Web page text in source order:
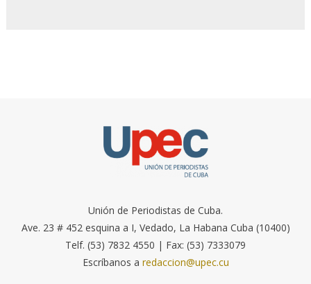
Unión de Periodistas de Cuba.
Ave. 23 # 452 esquina a I, Vedado, La Habana Cuba (10400)
Telf. (53) 7832 4550 | Fax: (53) 7333079
Escríbanos a redaccion@upec.cu